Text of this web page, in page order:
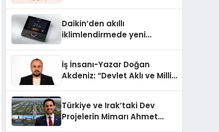
Daikin’den akıllı
iklimlendirmede yeni
İş İnsanı-Yazar Doğan
Akdeniz: “Devlet Aklı ve Milli
Türkiye ve Irak’taki Dev
Projelerin Mimarı Ahmet